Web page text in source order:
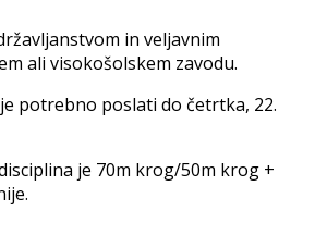
in veljavnim
ali visokošolskem zavodu.
potrebno poslati do četrtka, 22.
je 70m krog/50m krog +